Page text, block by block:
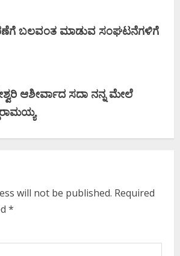
ಬಲವಂತ ಮಾಡುವ ಸಂಘಟನೆಗಳಿಗೆ
ಆಶೀರ್ವಾದ ಸದಾ ನನ್ನ ಮೇಲೆ
will not be published. Required
*